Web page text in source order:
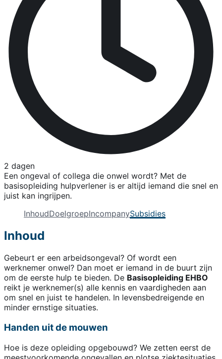
2 dagen
Een ongeval of collega die onwel wordt? Met de
basisopleiding hulpverlener is er altijd iemand die snel en
juist kan ingrijpen.
InhoudDoelgroepIncompanySubsidies
Inhoud
Gebeurt er een arbeidsongeval? Of wordt een
werknemer onwel? Dan moet er iemand in de buurt zijn
om de eerste hulp te bieden. De Basisopleiding EHBO
reikt je werknemer(s) alle kennis en vaardigheden aan
om snel en juist te handelen. In levensbedreigende en
minder ernstige situaties.
Handen uit de mouwen
Hoe is deze opleiding opgebouwd? We zetten eerst de